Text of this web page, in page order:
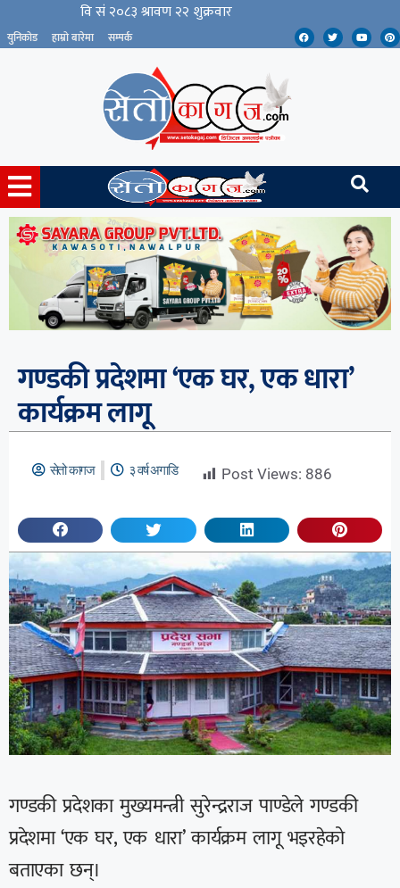
युनिकोड हाम्रो बारेमा सम्पर्क
गण्डकी प्रदेशमा ‘एक घर, एक धारा’
कार्यक्रम लागू
सेतो कागज ३ वर्ष अगाडि Post Views: 886
गण्डकी प्रदेशका मुख्यमन्त्री सुरेन्द्रराज पाण्डेले गण्डकी
प्रदेशमा ‘एक घर, एक धारा’ कार्यक्रम लागू भइरहेको
बताएका छन्।